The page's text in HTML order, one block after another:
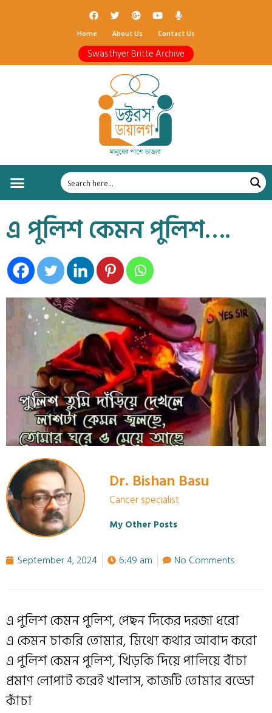
Home About Us Contact Us
Swasthyer Britte Archive
এ পুলিশ কেমন পুলিশ….
Dr. Bishan Basu
Cancer specialist
My Other Posts
September 4, 2024 6:49 am No Comments
এ পুলিশ কেমন পুলিশ, পেছন দিকের দরজা ধরো
এ কেমন চাকরি তোমার, মিথ্যে কথার আবাদ করো
এ পুলিশ কেমন পুলিশ, খিড়কি দিয়ে পালিয়ে বাঁচা
প্রমাণ লোপাট করেই খালাস, কাজটি তোমার বড্ডো
কাঁচা